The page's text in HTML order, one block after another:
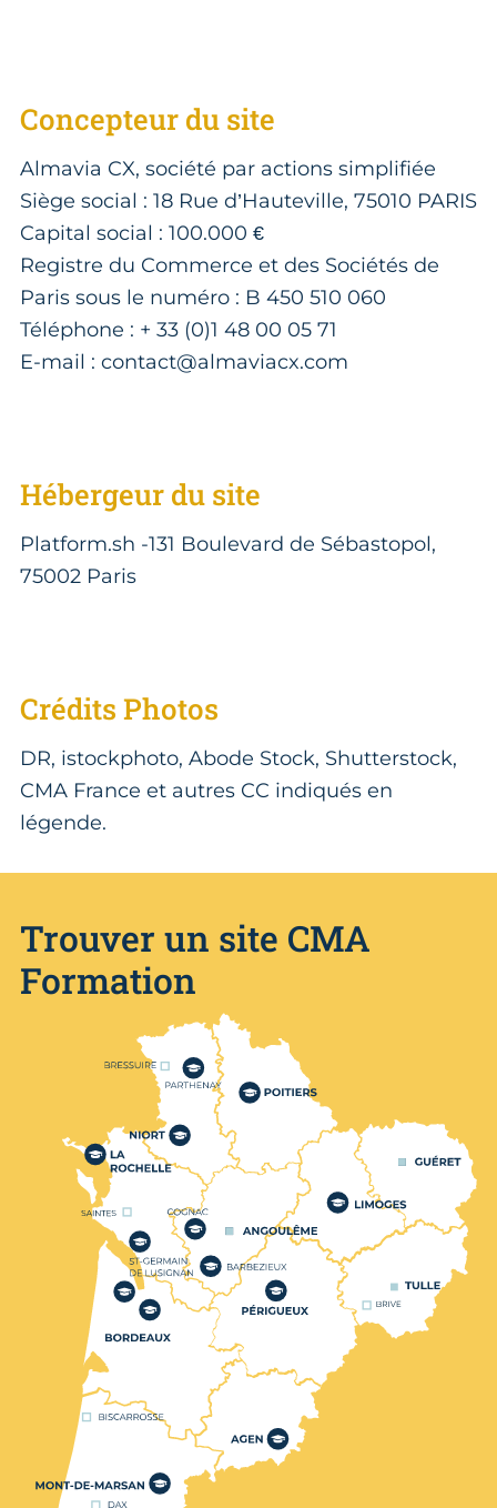
Concepteur du site
Almavia CX, société par actions simplifiée
Siège social : 18 Rue d’Hauteville, 75010 PARIS
Capital social : 100.000 €
Registre du Commerce et des Sociétés de
Paris sous le numéro : B 450 510 060
Téléphone : + 33 (0)1 48 00 05 71
E-mail : contact@almaviacx.com
Hébergeur du site
Platform.sh -131 Boulevard de Sébastopol,
75002 Paris
Crédits Photos
DR, istockphoto, Abode Stock, Shutterstock,
CMA France et autres CC indiqués en
légende.
Trouver un site CMA
Formation
Nos centres de formation